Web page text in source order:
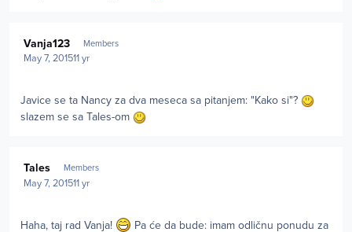
Vanja123 Members
May 7, 201511 yr
Javice se ta Nancy za dva meseca sa pitanjem: "Kako si"?
slazem se sa Tales-om
Tales Members
May 7, 201511 yr
Haha, taj rad Vanja!
Pa će da bude: imam odličnu ponudu za